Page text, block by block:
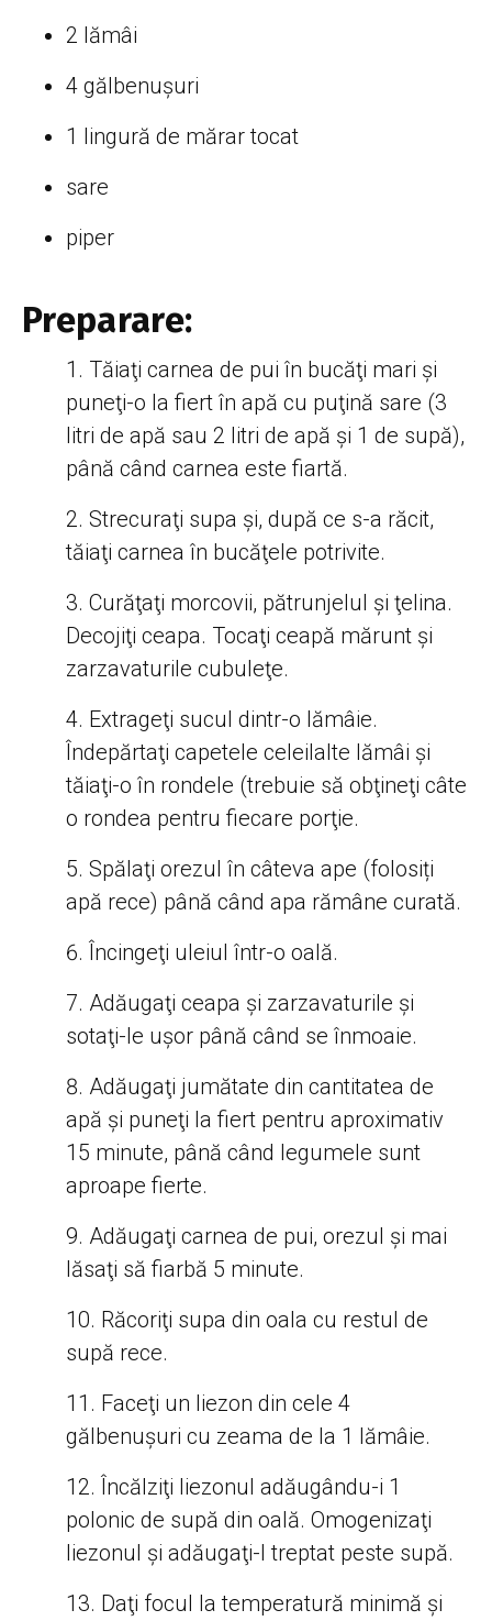
2 lămâi
4 gălbenuşuri
1 lingură de mărar tocat
sare
piper
Preparare:
Tăiaţi carnea de pui în bucăţi mari şi
puneţi-o la fiert în apă cu puţină sare (3
litri de apă sau 2 litri de apă şi 1 de supă),
până când carnea este fiartă.
Strecuraţi supa şi, după ce s-a răcit,
tăiaţi carnea în bucăţele potrivite.
Curăţaţi morcovii, pătrunjelul şi ţelina.
Decojiţi ceapa. Tocaţi ceapă mărunt şi
zarzavaturile cubuleţe.
Extrageţi sucul dintr-o lămâie.
Îndepărtaţi capetele celeilalte lămâi şi
tăiaţi-o în rondele (trebuie să obţineţi câte
o rondea pentru fiecare porţie.
Spălaţi orezul în câteva ape (folosiți
apă rece) până când apa rămâne curată.
Încingeţi uleiul într-o oală.
Adăugaţi ceapa şi zarzavaturile şi
sotaţi-le uşor până când se înmoaie.
Adăugaţi jumătate din cantitatea de
apă şi puneţi la fiert pentru aproximativ
15 minute, până când legumele sunt
aproape fierte.
Adăugaţi carnea de pui, orezul şi mai
lăsaţi să fiarbă 5 minute.
Răcoriţi supa din oala cu restul de
supă rece.
Faceţi un liezon din cele 4
gălbenuşuri cu zeama de la 1 lămâie.
Încălziţi liezonul adăugându-i 1
polonic de supă din oală. Omogenizaţi
liezonul şi adăugaţi-l treptat peste supă.
Daţi focul la temperatură minimă şi